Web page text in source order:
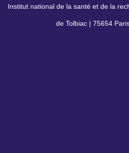
conforme)
Institut national de la santé et de la
de Tolbiac | 75654